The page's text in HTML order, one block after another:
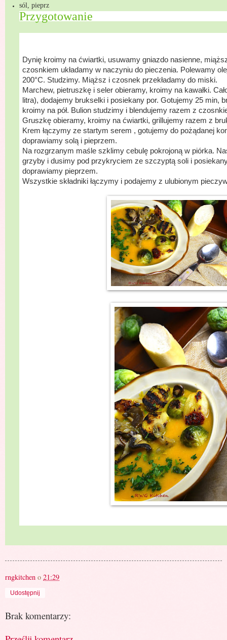
sól, pieprz
Przygotowanie
Dynię kroimy na ćwiartki, usuwamy gniazdo nasienne,
czosnkiem układamy w naczyniu do pieczenia. Polewamy
200°C. Studzimy. Miąższ i czosnek przekładamy do miski.
Marchew, pietruszkę i seler obieramy, kroimy na kawałki.
litra), dodajemy brukselki i posiekany por. Gotujemy 25 min,
kroimy na pół. Bulion studzimy i blendujemy razem z
Gruszkę obieramy, kroimy na ćwiartki, grillujemy razem z
Krem łączymy ze startym serem , gotujemy do pożądanej
doprawiamy solą i pieprzem.
Na rozgrzanym maśle szklimy cebulę pokrojoną w piórka.
grzyby i dusimy pod przykryciem ze szczyptą soli i
doprawiamy pieprzem.
Wszystkie składniki łączymy i podajemy z ulubionym
rngkitchen o 21:29
Udostępnij
Brak komentarzy: